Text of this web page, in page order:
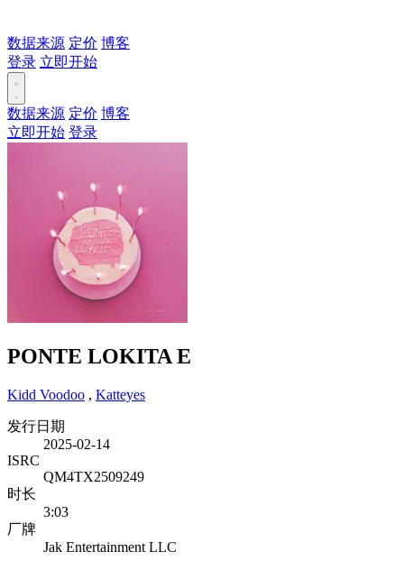
数据来源 定价 博客
登录 立即开始
数据来源 定价 博客
立即开始 登录
PONTE LOKITA E
Kidd Voodoo , Katteyes
发行日期
2025-02-14
ISRC
QM4TX2509249
时长
3:03
厂牌
Jak Entertainment LLC